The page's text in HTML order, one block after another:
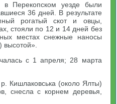
в Перекопском уезде были
36 дней. В результате
рогатый скот и овцы,
стояли по 12 и 14 дней без
местах снежные наносы
высотой».
с 1 апреля; 28 марта
Кишлаковська (около Ялты)
снесла с корнем деревья,